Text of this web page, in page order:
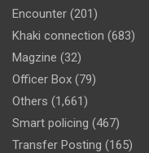
Encounter (201)
Khaki connection (683)
Magzine (32)
Officer Box (79)
Others (1,661)
Smart policing (467)
Transfer Posting (165)